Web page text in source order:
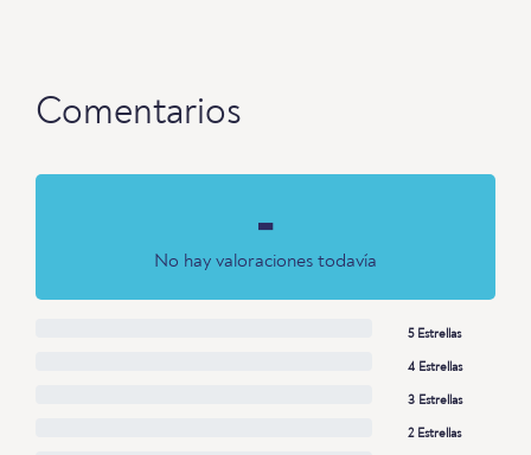
Comentarios
-
No hay valoraciones todavía
5 Estrellas
4 Estrellas
3 Estrellas
2 Estrellas